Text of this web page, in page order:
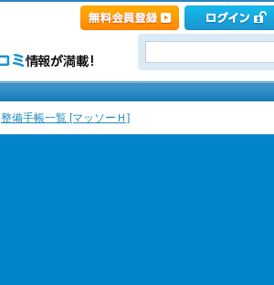
整備手帳一覧 [マッソーＨ]